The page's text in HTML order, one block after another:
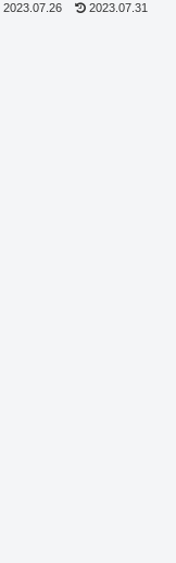
2023.07.26 2023.07.31